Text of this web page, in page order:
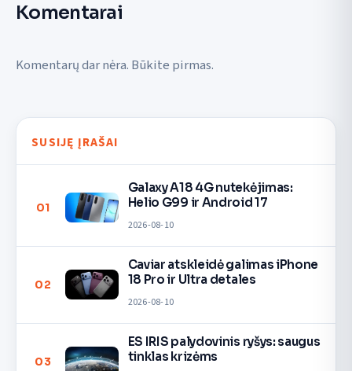
Komentarai
Komentarų dar nėra. Būkite pirmas.
SUSIJĘ ĮRAŠAI
01
Galaxy A18 4G nutekėjimas:
Helio G99 ir Android 17
2026-08-10
02
Caviar atskleidė galimas iPhone
18 Pro ir Ultra detales
2026-08-10
03
ES IRIS palydovinis ryšys: saugus
tinklas krizėms